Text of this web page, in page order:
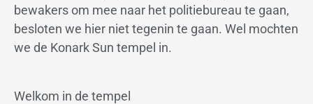
bewakers om mee naar het politiebureau te gaan,
besloten we hier niet tegenin te gaan. Wel mochten
we de Konark Sun tempel in.
Welkom in de tempel